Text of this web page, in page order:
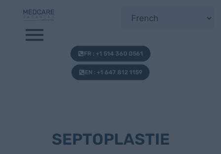
FR : +1 514 360 0561
EN : +1 647 812 1159
SEPTOPLASTIE